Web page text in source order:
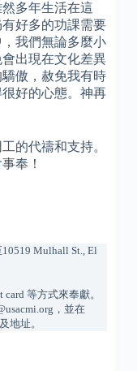
多年生活在這
好多的功課需要
我們無論多麼小
出現在文化差異
驕傲，赦免我有時
好的心態。神再
的代禱和支持。
奉！
Mulhall St., El
card 等方式來奉獻。
，並在
地址。